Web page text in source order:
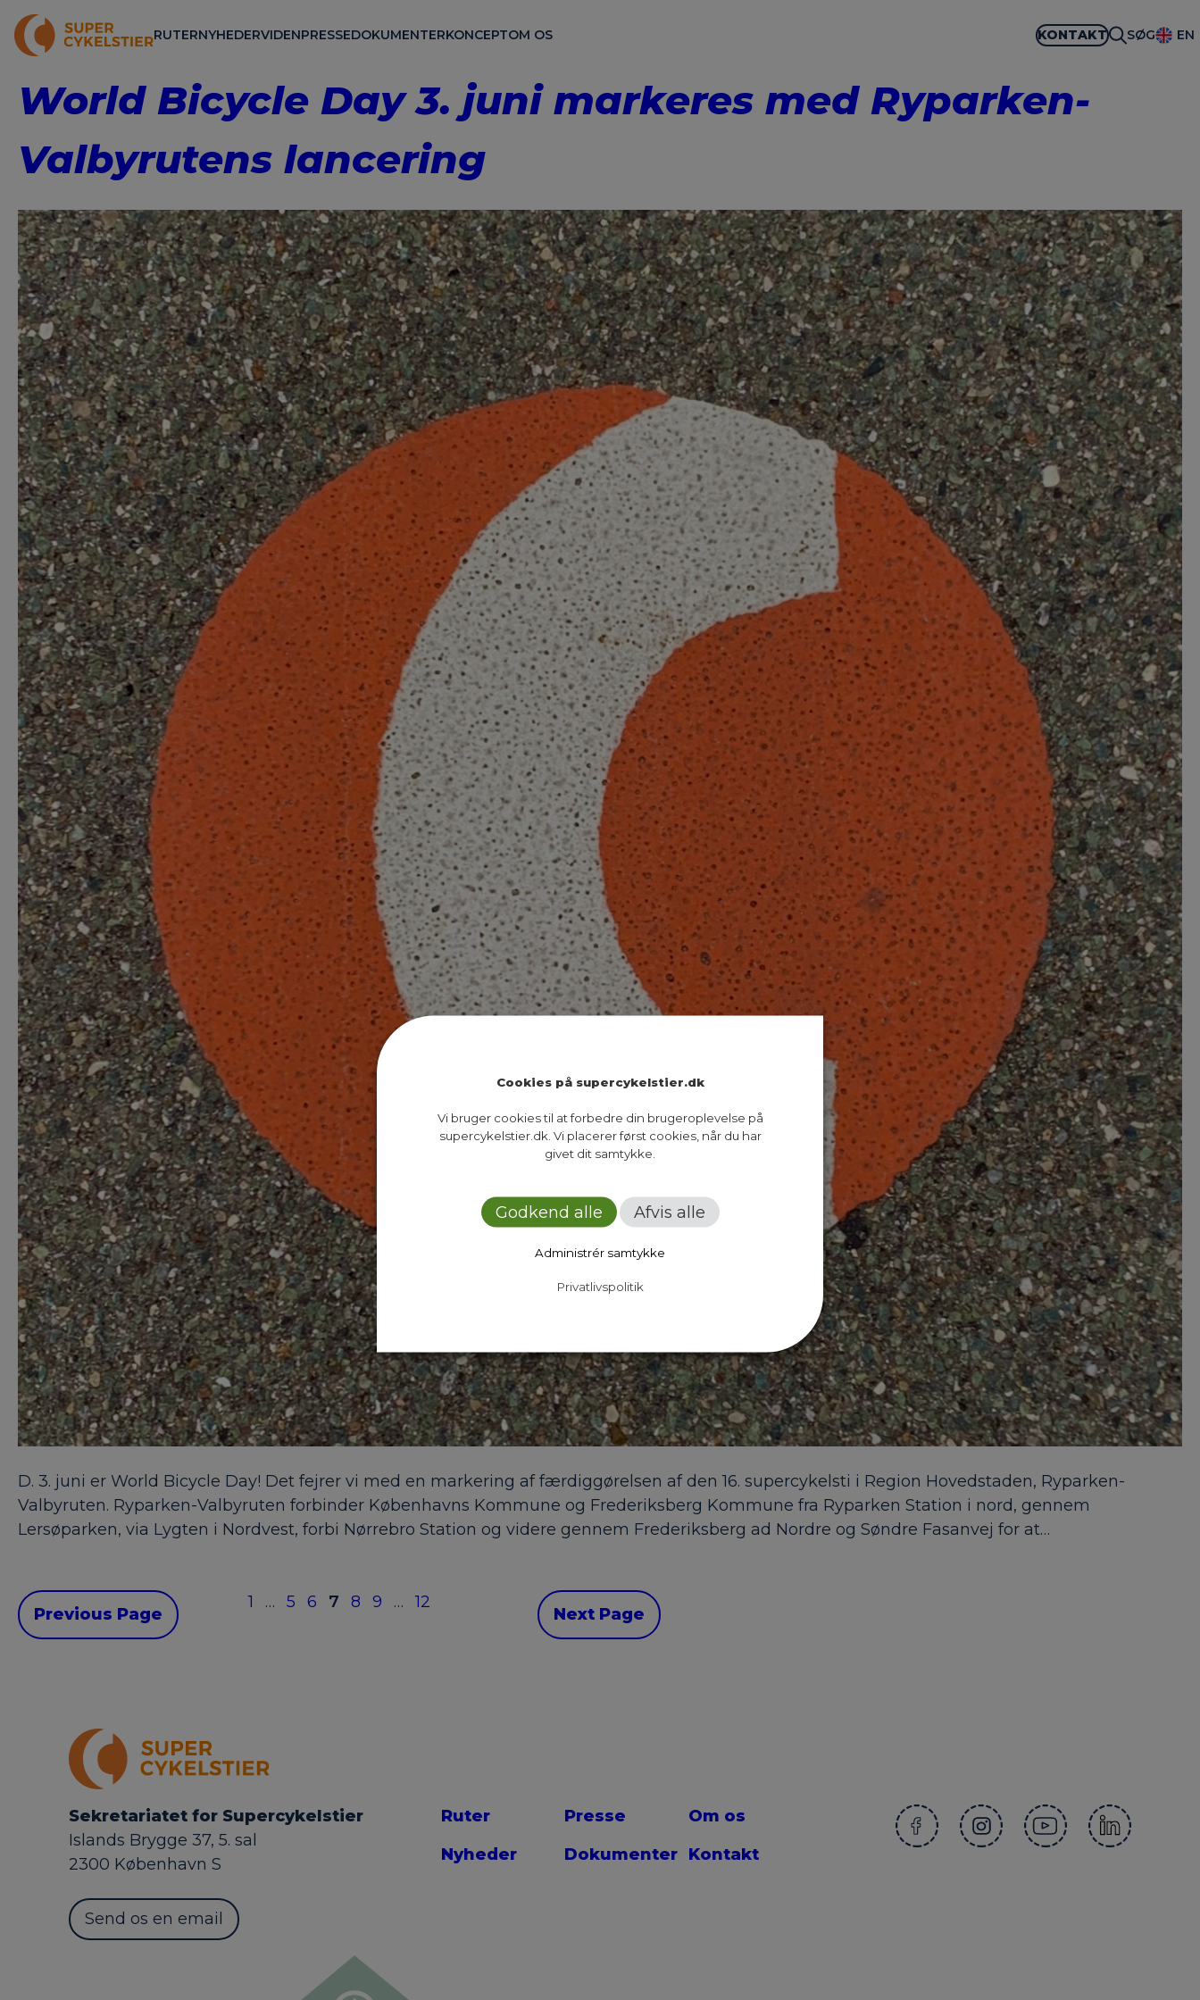
RUTERNYHEDERVIDENPRESSEDOKUMENTERKONCEPTOM OS KONTAKT SØG EN
World Bicycle Day 3. juni markeres med Ryparken-
Valbyrutens lancering
D. 3. juni er World Bicycle Day! Det fejrer vi med en markering af færdiggørelsen af den 16. supercykelsti i Region Hovedstaden, Ryparken-
Valbyruten. Ryparken-Valbyruten forbinder Københavns Kommune og Frederiksberg Kommune fra Ryparken Station i nord, gennem
Lersøparken, via Lygten i Nordvest, forbi Nørrebro Station og videre gennem Frederiksberg ad Nordre og Søndre Fasanvej for at…
Previous Page
1 … 5 6 7 8 9 … 12
Next Page
Sekretariatet for Supercykelstier
Islands Brygge 37, 5. sal
2300 København S
Send os en email
Ruter
Nyheder
Presse
Dokumenter
Om os
Kontakt
Cookies på supercykelstier.dk
Vi bruger cookies til at forbedre din brugeroplevelse på
supercykelstier.dk. Vi placerer først cookies, når du har
givet dit samtykke.
Godkend alle Afvis alle
Administrér samtykke
Privatlivspolitik